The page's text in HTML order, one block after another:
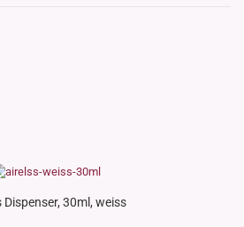
Dispenser, 30ml, weiss